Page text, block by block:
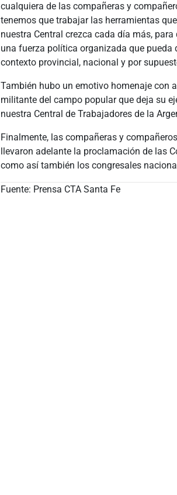
cualquiera de las compañeras y
tenemos que trabajar las herramientas
nuestra Central crezca cada día más,
una fuerza política organizada que pueda
contexto provincial, nacional y por
También hubo un emotivo homenaje con
militante del campo popular que deja su
nuestra Central de Trabajadores de la
Finalmente, las compañeras y
llevaron adelante la proclamación de las
como así también los congresales
Fuente: Prensa CTA Santa Fe